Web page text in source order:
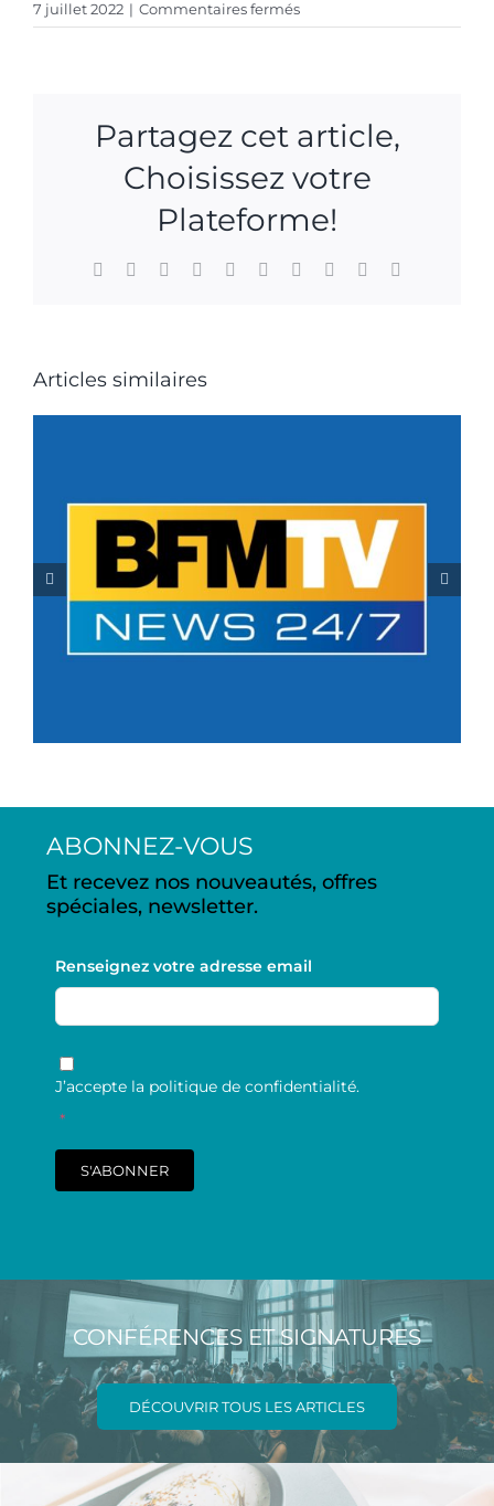
7 juillet 2022 | Commentaires ferméssur
60
–
Malandain
Juillet
Partagez cet article,
Choisissez votre
Plateforme!
Facebook Reddit LinkedInWhatsApp
TumblrPinterest Xing
Articles similaires
BFMTV Thierry
Beaufort – 17 juin 2022
– Ile de France
ABONNEZ-VOUS
Et recevez nos nouveautés, offres
spéciales, newsletter.
Renseignez votre adresse email
RGPD
J’accepte la politique de confidentialité.
*
S'ABONNER
CONFÉRENCES ET SIGNATURES
DÉCOUVRIR TOUS LES ARTICLES